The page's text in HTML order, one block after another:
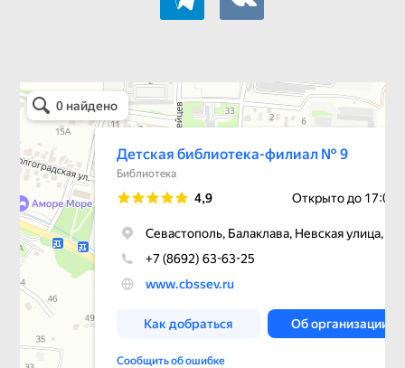
Детская библиотека-филиал № 9
Библиотека в Севастополе